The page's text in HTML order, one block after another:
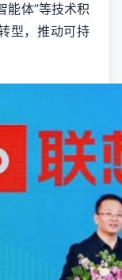
能体”等技术积
型，推动可持